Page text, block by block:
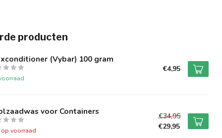
producten
(Vybar) 100 gram
€4,95
voor Containers
voorraad
€34,95
€29,95